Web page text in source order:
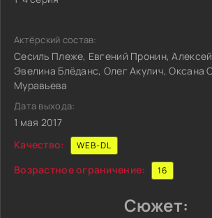
Актёрский состав:
Сесиль Плеже, Евгений Пронин,
Эвелина Блёданс, Олег Акулич, Оксана
Муравьева
Дата выхода:
1 мая 2017
Качество:
WEB-DL
Возрастное ограничение: 16
Сюжет: